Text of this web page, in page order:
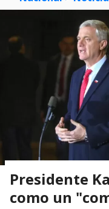
Presidente
como un